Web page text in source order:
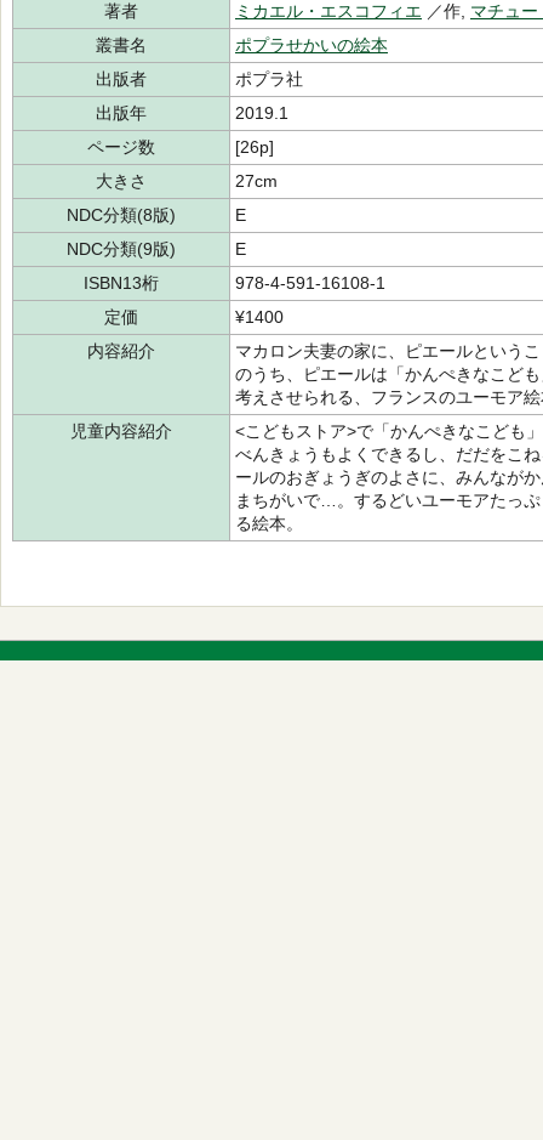
著者
ミカエル・エスコフィエ ／作, マチュー
叢書名
ポプラせかいの絵本
出版者
ポプラ社
出版年
2019.1
ページ数
[26p]
大きさ
27cm
NDC分類(8版)
E
NDC分類(9版)
E
ISBN13桁
978-4-591-16108-1
定価
¥1400
内容紹介
マカロン夫妻の家に、ピエールという
のうち、ピエールは「かんぺきなこど
考えさせられる、フランスのユーモア
児童内容紹介
<こどもストア>で「かんぺきなこども
べんきょうもよくできるし、だだをこ
ールのおぎょうぎのよさに、みんなが
まちがいで…。するどいユーモアたっ
る絵本。